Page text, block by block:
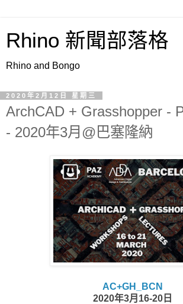
Rhino 新聞部落格
Rhino and Bongo
2020年2月12日 星期三
ArchCAD + Grasshopper -
- 2020年3月@巴塞隆納
AC+GH_BCN
2020年3月16-20日